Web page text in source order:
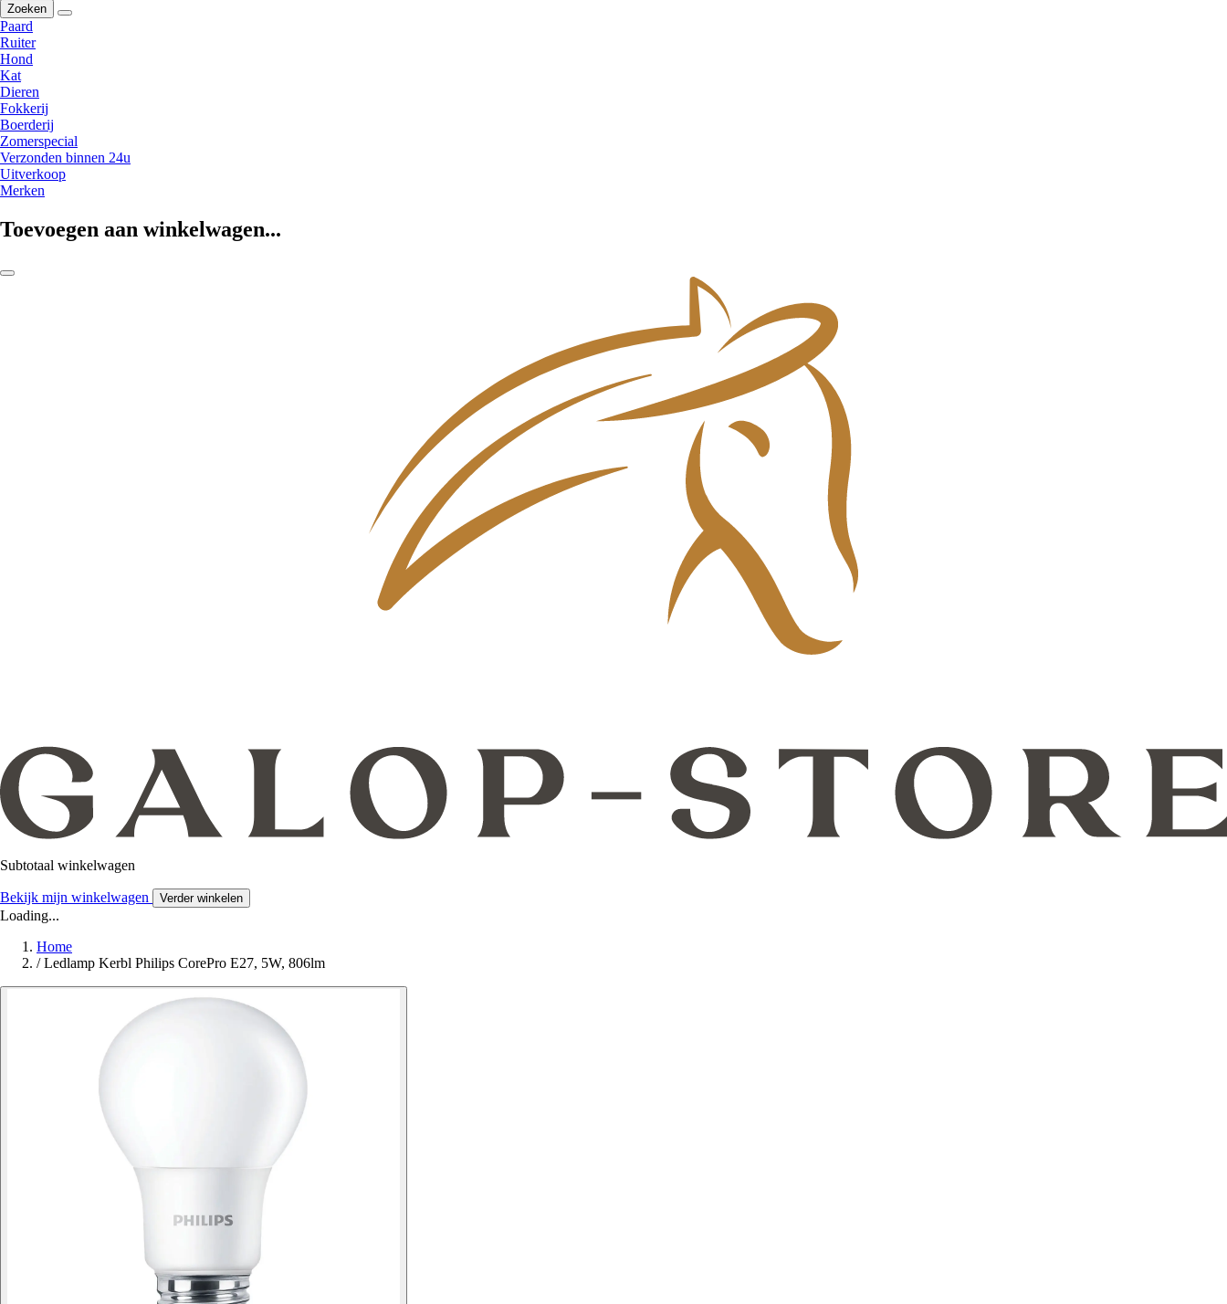
Zoeken
Paard
Ruiter
Hond
Kat
Dieren
Fokkerij
Boerderij
Zomerspecial
Verzonden binnen 24u
Uitverkoop
Merken
Toevoegen aan winkelwagen...
Subtotaal winkelwagen
Bekijk mijn winkelwagen Verder winkelen
Loading...
Home
/ Ledlamp Kerbl Philips CorePro E27, 5W, 806lm